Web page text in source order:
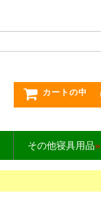
カートの中
その他寝具用品»